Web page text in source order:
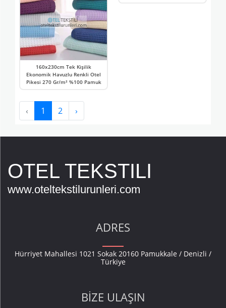
160x230cm Tek Kişilik
Ekonomik Havuzlu Renkli Otel
Pikesi 270 Gr/m² %100 Pamuk
‹ 1 2 ›
OTEL TEKSTILI
www.oteltekstilurunleri.com
ADRES
Hürriyet Mahallesi 1021 Sokak 20160 Pamukkale / Denizli /
Türkiye
BIZE ULAŞIN